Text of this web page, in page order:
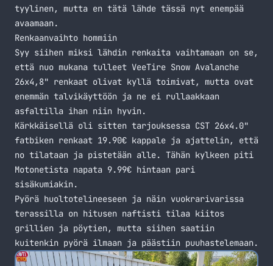
tyylinen, mutta en tätä lähde tässä nyt enempää
avaamaan.
Renkaanvaihto hommiin
Syy siihen miksi lähdin renkaita vaihtamaan on se,
että nuo mukana tulleet VeeTire Snow Avalanche
26x4,8" renkaat olivat kyllä toimivat, mutta ovat
enemmän talvikäyttöön ja ne ei rullaakkaan
asfaltilla ihan niin hyvin.
Kärkkäisellä oli sitten tarjouksessa CST 26x4.0"
fatbiken renkaat 19.90€ kappale ja ajattelin, että
no tilataan ja pistetään alle. Tähän kylkeen piti
Motonetista napata 9.99€ hintaan pari
sisäkumiakin.
Pyörä huoltotelineeseen ja näin vuokrarivarissa
terassilla on hitusen naftisti tilaa kiitos
grillien ja pöytien, mutta siihen saatiin
kuitenkin pyörä ilmaan ja päästiin puuhastelemaan.